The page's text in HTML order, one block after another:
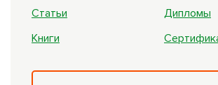
Статьи
Дипломы
Книги